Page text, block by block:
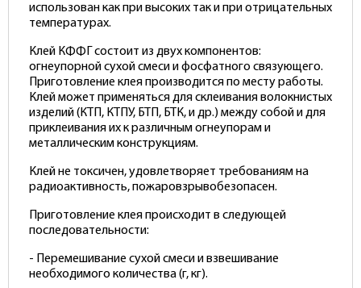
использован как при высоких так и при отрицательных
температурах.
Клей КФФГ состоит из двух компонентов:
огнеупорной сухой смеси и фосфатного связующего.
Приготовление клея производится по месту работы.
Клей может применяться для склеивания волокнистых
изделий (КТП, КТПУ, БТП, БТК, и др.) между собой и для
приклеивания их к различным огнеупорам и
металлическим конструкциям.
Клей не токсичен, удовлетворяет требованиям на
радиоактивность, пожаровзрывобезопасен.
Приготовление клея происходит в следующей
последовательности:
- Перемешивание сухой смеси и взвешивание
необходимого количества (г, кг).